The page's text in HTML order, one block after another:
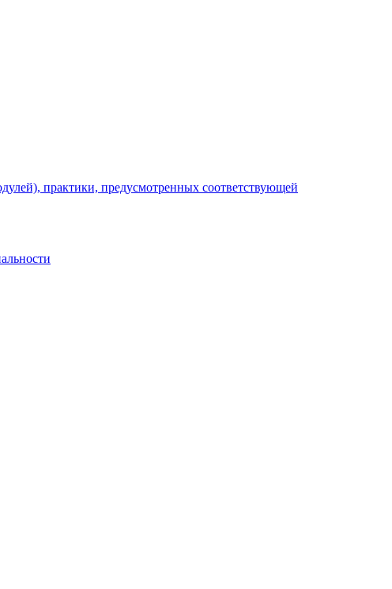
практики, предусмотренных соответствующей